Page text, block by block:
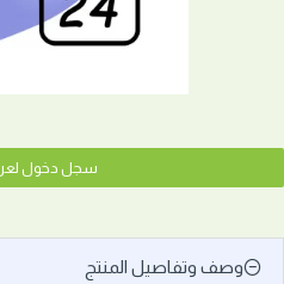
سجل دخول
وصف وتفاصيل المنتج